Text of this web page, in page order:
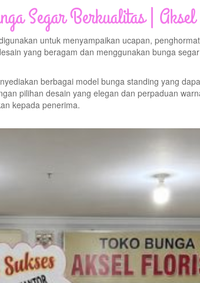
Segar Berkualitas |
untuk menyampaikan ucapan,
yang beragam dan menggunakan bunga
berbagai model bunga standing yang
pilihan desain yang elegan dan perpaduan
kepada penerima.